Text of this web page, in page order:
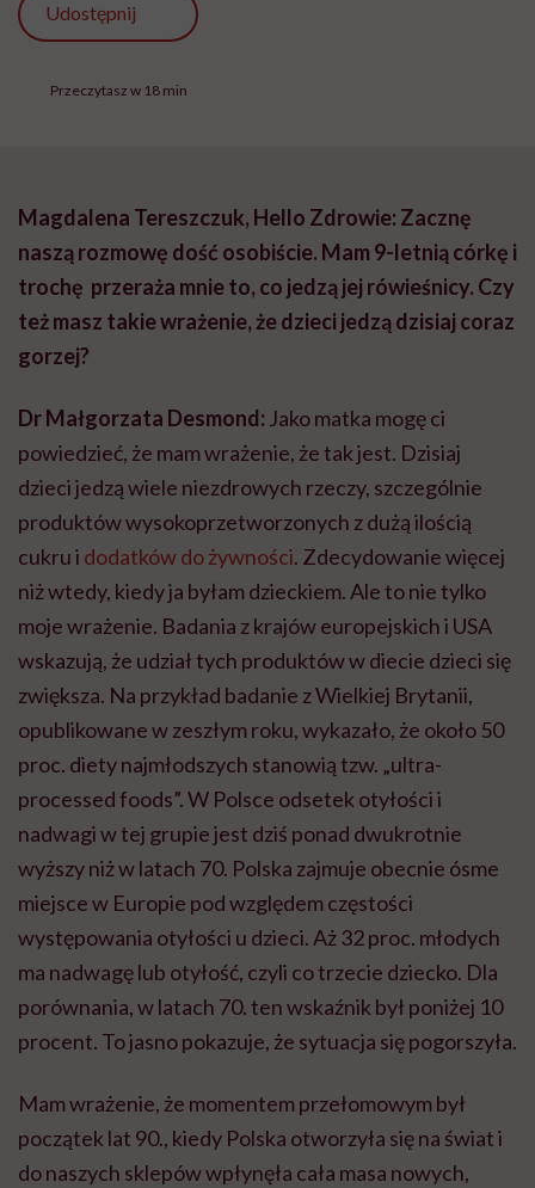
Udostępnij
Przeczytasz w 18 min
Magdalena Tereszczuk, Hello Zdrowie: Zacznę
naszą rozmowę dość osobiście. Mam 9-letnią córkę i
trochę przeraża mnie to, co jedzą jej rówieśnicy. Czy
też masz takie wrażenie, że dzieci jedzą dzisiaj coraz
gorzej?
Dr Małgorzata Desmond: Jako matka mogę ci
powiedzieć, że mam wrażenie, że tak jest. Dzisiaj
dzieci jedzą wiele niezdrowych rzeczy, szczególnie
produktów wysokoprzetworzonych z dużą ilością
cukru i dodatków do żywności. Zdecydowanie więcej
niż wtedy, kiedy ja byłam dzieckiem. Ale to nie tylko
moje wrażenie. Badania z krajów europejskich i USA
wskazują, że udział tych produktów w diecie dzieci się
zwiększa. Na przykład badanie z Wielkiej Brytanii,
opublikowane w zeszłym roku, wykazało, że około 50
proc. diety najmłodszych stanowią tzw. „ultra-
processed foods”. W Polsce odsetek otyłości i
nadwagi w tej grupie jest dziś ponad dwukrotnie
wyższy niż w latach 70. Polska zajmuje obecnie ósme
miejsce w Europie pod względem częstości
występowania otyłości u dzieci. Aż 32 proc. młodych
ma nadwagę lub otyłość, czyli co trzecie dziecko. Dla
porównania, w latach 70. ten wskaźnik był poniżej 10
procent. To jasno pokazuje, że sytuacja się pogorszyła.
Mam wrażenie, że momentem przełomowym był
początek lat 90., kiedy Polska otworzyła się na świat i
do naszych sklepów wpłynęła cała masa nowych,